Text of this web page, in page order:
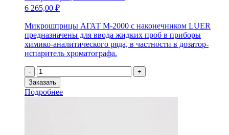
6 265,00 ₽
Микрошприцы АГАТ М-2000 с наконечником LUER
предназначены для ввода жидких проб в приборы
химико-аналитического ряда, в частности в дозатор-
испаритель хроматографа.
-
Количество
товара
Микрошприц
М-2000
+
Заказать
Подробнее